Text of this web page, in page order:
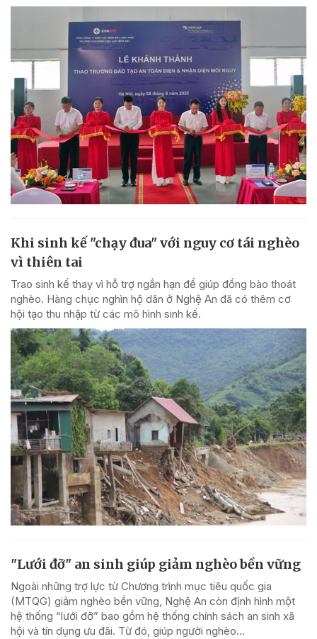
Khi sinh kế "chạy đua" với nguy cơ tái nghèo
vì thiên tai
Trao sinh kế thay vì hỗ trợ ngắn hạn để giúp đồng bào thoát
nghèo. Hàng chục nghìn hộ dân ở Nghệ An đã có thêm cơ
hội tạo thu nhập từ các mô hình sinh kế.
"Lưới đỡ" an sinh giúp giảm nghèo bền vững
Ngoài những trợ lực từ Chương trình mục tiêu quốc gia
(MTQG) giảm nghèo bền vững, Nghệ An còn định hình một
hệ thống “lưới đỡ” bao gồm hệ thống chính sách an sinh xã
hội và tín dụng ưu đãi. Từ đó, giúp người nghèo...